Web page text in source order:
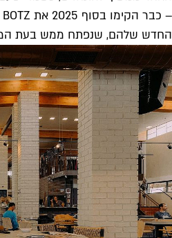
החדש שלהם, שנפתח ממש בעת